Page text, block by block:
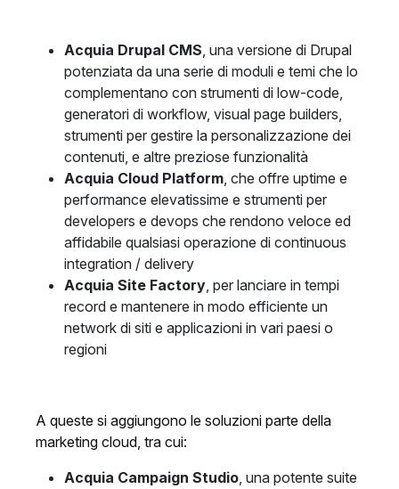
Acquia Drupal CMS, una versione di Drupal
potenziata da una serie di moduli e temi che lo
complementano con strumenti di low-code,
generatori di workflow, visual page builders,
strumenti per gestire la personalizzazione dei
contenuti, e altre preziose funzionalità
Acquia Cloud Platform, che offre uptime e
performance elevatissime e strumenti per
developers e devops che rendono veloce ed
affidabile qualsiasi operazione di continuous
integration / delivery
Acquia Site Factory, per lanciare in tempi
record e mantenere in modo efficiente un
network di siti e applicazioni in vari paesi o
regioni
A queste si aggiungono le soluzioni parte della
marketing cloud, tra cui:
Acquia Campaign Studio, una potente suite